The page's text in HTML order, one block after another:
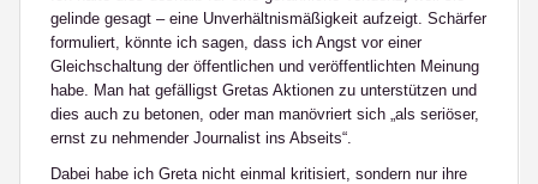
gelinde gesagt – eine Unverhältnismäßigkeit aufzeigt. Schärfer
formuliert, könnte ich sagen, dass ich Angst vor einer
Gleichschaltung der öffentlichen und veröffentlichten Meinung
habe. Man hat gefälligst Gretas Aktionen zu unterstützen und
dies auch zu betonen, oder man manövriert sich „als seriöser,
ernst zu nehmender Journalist ins Abseits“.
Dabei habe ich Greta nicht einmal kritisiert, sondern nur ihre